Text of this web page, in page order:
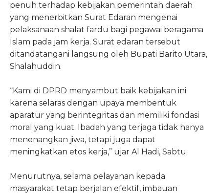
penuh terhadap kebijakan pemerintah daerah
yang menerbitkan Surat Edaran mengenai
pelaksanaan shalat fardu bagi pegawai beragama
Islam pada jam kerja. Surat edaran tersebut
ditandatangani langsung oleh Bupati Barito Utara,
Shalahuddin.
“Kami di DPRD menyambut baik kebijakan ini
karena selaras dengan upaya membentuk
aparatur yang berintegritas dan memiliki fondasi
moral yang kuat. Ibadah yang terjaga tidak hanya
menenangkan jiwa, tetapi juga dapat
meningkatkan etos kerja,” ujar Al Hadi, Sabtu.
Menurutnya, selama pelayanan kepada
masyarakat tetap berjalan efektif, imbauan